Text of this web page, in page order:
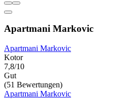
Apartmani Markovic
Apartmani Markovic
Kotor
7,8/10
Gut
(51 Bewertungen)
Apartmani Markovic